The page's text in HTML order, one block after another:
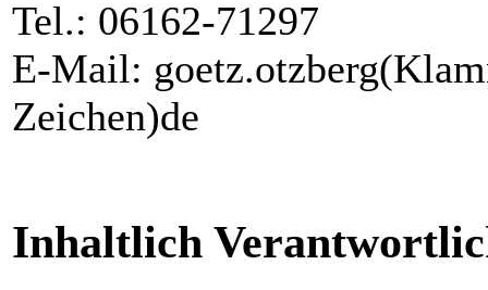
Tel.: 06162-71297
E-Mail:
Zeichen)de
Inhaltlich